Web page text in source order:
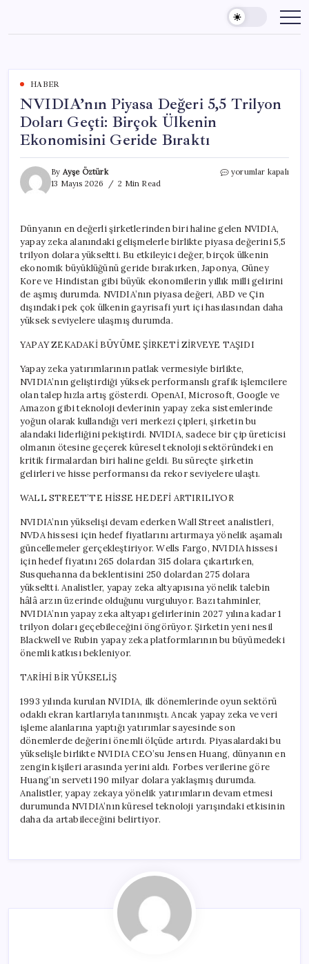
content
HABER
NVIDIA’nın Piyasa Değeri 5,5 Trilyon
Doları Geçti: Birçok Ülkenin
Ekonomisini Geride Bıraktı
By Ayşe Öztürk
13 Mayıs 2026
2 Min Read
NVIDIA’nın
Doları
Geçti:
Birçok
Ülkenin
Ekonomisini
Geride
Bıraktı
için
yorumlar kapalı
Dünyanın en değerli şirketlerinden biri haline gelen NVIDIA,
yapay zeka alanındaki gelişmelerle birlikte piyasa değerini 5,5
trilyon dolara yükseltti. Bu etkileyici değer, birçok ülkenin
ekonomik büyüklüğünü geride bırakırken, Japonya, Güney
Kore ve Hindistan gibi büyük ekonomilerin yıllık milli gelirini
de aşmış durumda. NVIDIA’nın piyasa değeri, ABD ve Çin
dışındaki pek çok ülkenin gayrisafi yurt içi hasılasından daha
yüksek seviyelere ulaşmış durumda.
YAPAY ZEKADAKİ BÜYÜME ŞİRKETİ ZİRVEYE TAŞIDI
Yapay zeka yatırımlarının patlak vermesiyle birlikte,
NVIDIA’nın geliştirdiği yüksek performanslı grafik işlemcilere
olan talep hızla artış gösterdi. OpenAI, Microsoft, Google ve
Amazon gibi teknoloji devlerinin yapay zeka sistemlerinde
yoğun olarak kullandığı veri merkezi çipleri, şirketin bu
alandaki liderliğini pekiştirdi. NVIDIA, sadece bir çip üreticisi
olmanın ötesine geçerek küresel teknoloji sektöründeki en
kritik firmalardan biri haline geldi. Bu süreçte şirketin
gelirleri ve hisse performansı da rekor seviyelere ulaştı.
WALL STREET’TE HİSSE HEDEFİ ARTIRILIYOR
NVIDIA’nın yükselişi devam ederken Wall Street analistleri,
NVDA hissesi için hedef fiyatlarını artırmaya yönelik aşamalı
güncellemeler gerçekleştiriyor. Wells Fargo, NVIDIA hissesi
için hedef fiyatını 265 dolardan 315 dolara çıkartırken,
Susquehanna da beklentisini 250 dolardan 275 dolara
yükseltti. Analistler, yapay zeka altyapısına yönelik talebin
hâlâ arzın üzerinde olduğunu vurguluyor. Bazı tahminler,
NVIDIA’nın yapay zeka altyapı gelirlerinin 2027 yılına kadar 1
trilyon doları geçebileceğini öngörüyor. Şirketin yeni nesil
Blackwell ve Rubin yapay zeka platformlarının bu büyümedeki
önemli katkısı bekleniyor.
TARİHİ BİR YÜKSELİŞ
1993 yılında kurulan NVIDIA, ilk dönemlerinde oyun sektörü
odaklı ekran kartlarıyla tanınmıştı. Ancak yapay zeka ve veri
işleme alanlarına yaptığı yatırımlar sayesinde son
dönemlerde değerini önemli ölçüde artırdı. Piyasalardaki bu
yükselişle birlikte NVIDIA CEO’su Jensen Huang, dünyanın en
zengin kişileri arasında yerini aldı. Forbes verilerine göre
Huang’ın serveti 190 milyar dolara yaklaşmış durumda.
Analistler, yapay zekaya yönelik yatırımların devam etmesi
durumunda NVIDIA’nın küresel teknoloji yarışındaki etkisinin
daha da artabileceğini belirtiyor.